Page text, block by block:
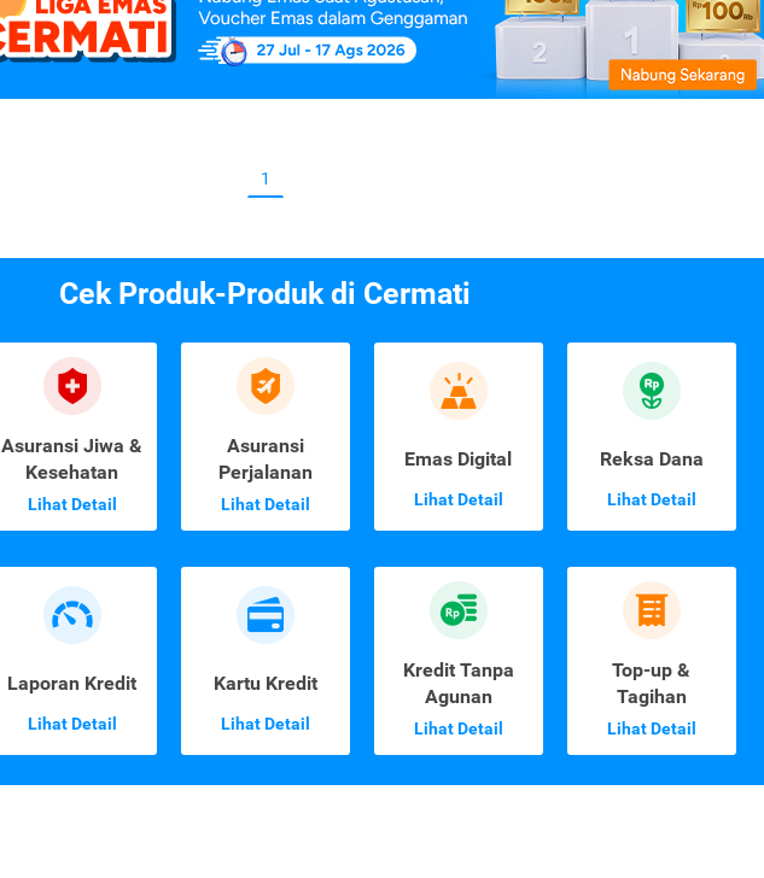
1
Cek Produk-Produk di Cermati
Asuransi Jiwa &
Kesehatan
Lihat Detail
Asuransi
Perjalanan
Lihat Detail
Emas Digital
Lihat Detail
Reksa Dana
Lihat Detail
Laporan Kredit
Lihat Detail
Kartu Kredit
Lihat Detail
Kredit Tanpa
Agunan
Lihat Detail
Top-up &
Tagihan
Lihat Detail